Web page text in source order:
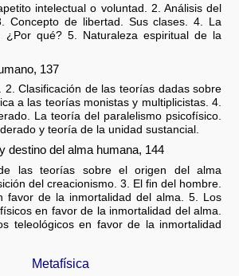
intelectual o voluntad. 2. Análisis del
Concepto de libertad. Sus clases. 4. La
¿Por qué? 5. Naturaleza espiritual de la
137
2. Clasificación de las teorías dadas sobre
a las teorías monistas y multiplicistas. 4.
La teoría del paralelismo psicofísico.
y teoría de la unidad sustancial.
destino del alma humana, 144
las teorías sobre el origen del alma
del creacionismo. 3. El fin del hombre.
favor de la inmortalidad del alma. 5. Los
en favor de la inmortalidad del alma.
teleológicos en favor de la inmortalidad
Metafísica